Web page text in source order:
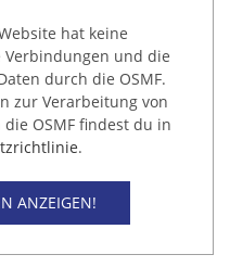
hat keine
und die
durch die OSMF.
zur Verarbeitung von
OSMF findest du in
.
ANZEIGEN!